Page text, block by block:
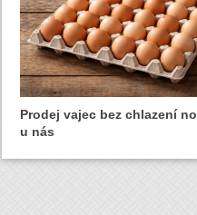
Prodej vajec bez chlazení
u nás